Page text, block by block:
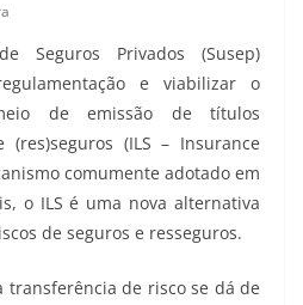
Seguros Privados (Susep)
e viabilizar o
de emissão de títulos
(ILS – Insurance
comumente adotado em
o ILS é uma nova alternativa
de seguros e resseguros.
transferência de risco se dá de